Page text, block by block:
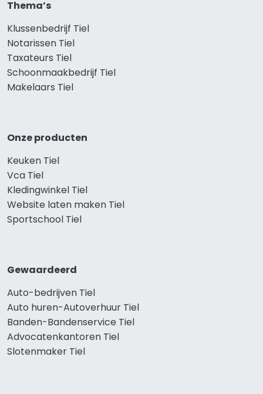
Thema’s
Klussenbedrijf Tiel
Notarissen Tiel
Taxateurs Tiel
Schoonmaakbedrijf Tiel
Makelaars Tiel
Onze producten
Keuken Tiel
Vca Tiel
Kledingwinkel Tiel
Website laten maken Tiel
Sportschool Tiel
Gewaardeerd
Auto-bedrijven Tiel
Auto huren-Autoverhuur Tiel
Banden-Bandenservice Tiel
Advocatenkantoren Tiel
Slotenmaker Tiel